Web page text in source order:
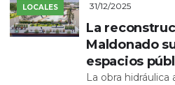
LOCALES 31/12/2025
La
Maldonado
espacios
La obra